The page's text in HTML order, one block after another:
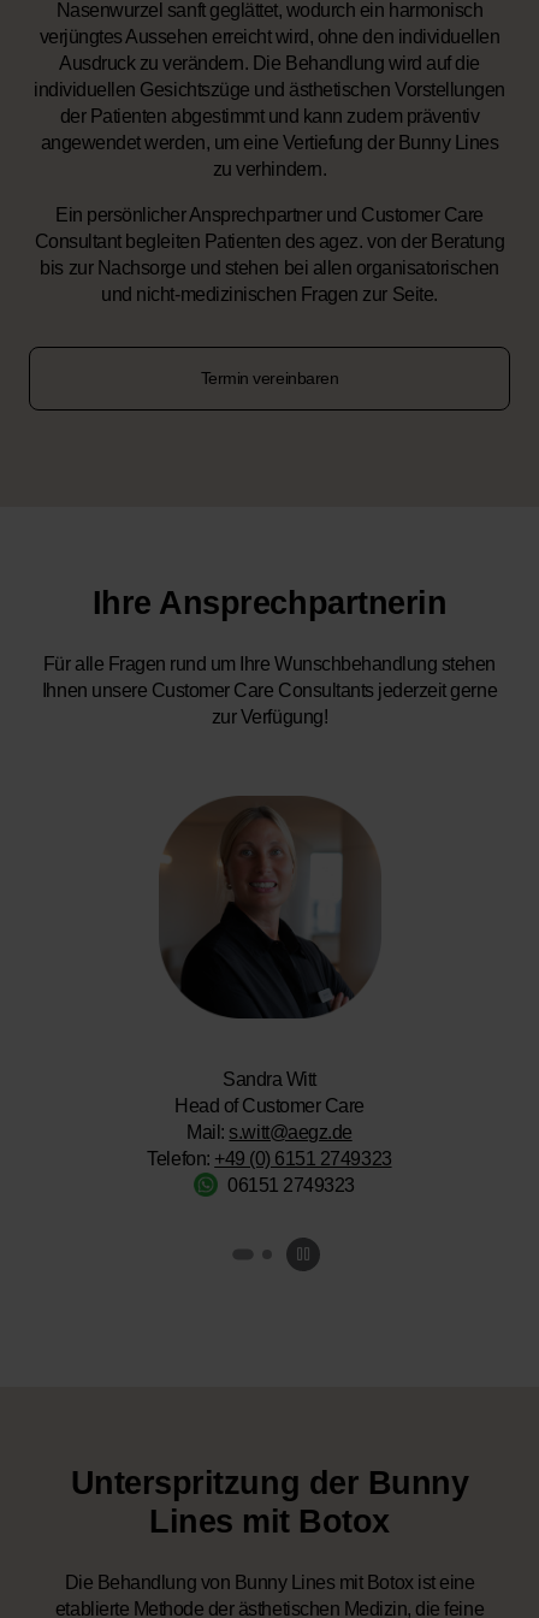
Nasenwurzel sanft geglättet, wodurch ein harmonisch
verjüngtes Aussehen erreicht wird, ohne den individuellen
Ausdruck zu verändern. Die Behandlung wird auf die
individuellen Gesichtszüge und ästhetischen Vorstellungen
der Patienten abgestimmt und kann zudem präventiv
angewendet werden, um eine Vertiefung der Bunny Lines
zu verhindern.
Ein persönlicher Ansprechpartner und Customer Care
Consultant begleiten Patienten des agez. von der Beratung
bis zur Nachsorge und stehen bei allen organisatorischen
und nicht-medizinischen Fragen zur Seite.
Termin vereinbaren
Ihre Ansprechpartnerin
Für alle Fragen rund um Ihre Wunschbehandlung stehen
Ihnen unsere Customer Care Consultants jederzeit gerne
zur Verfügung!
Sandra Witt
Head of Customer Care
Mail: s.witt@aegz.de
Telefon: +49 (0) 6151 2749323
06151 2749323
Unterspritzung der Bunny
Lines mit Botox
Die Behandlung von Bunny Lines mit Botox ist eine
etablierte Methode der ästhetischen Medizin, die feine